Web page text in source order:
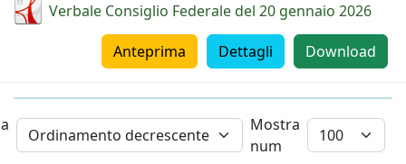
Verbale Consiglio Federale del 20 gennaio 2026
Download
Dettagli
Anteprima
Mostra
num